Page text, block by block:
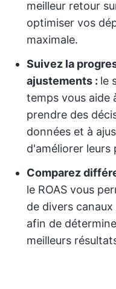
meilleur retour
optimiser vos
maximale.
Suivez la
ajustements : le
temps vous aide
prendre des
données et à
d'améliorer leurs
Comparez
le ROAS vous
de divers
afin de
meilleurs